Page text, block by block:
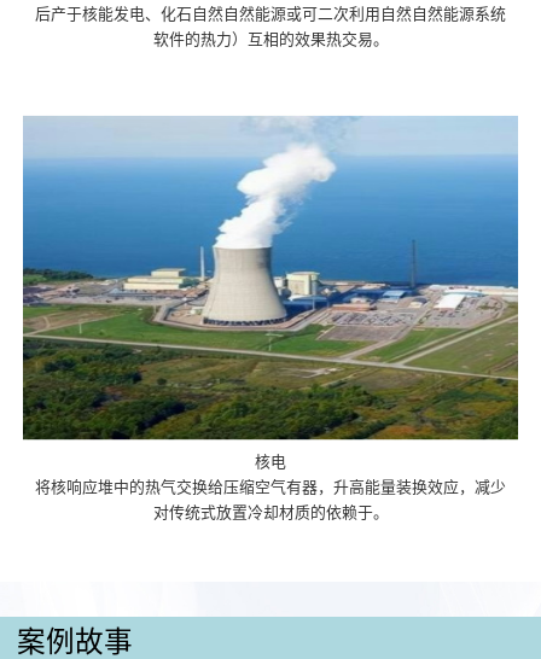
后产于核能发电、化石自然自然能源或可二次利用自然自然能源系统
软件的热力）互相的效果热交易。
核电
将核响应堆中的热气交换给压缩空气有器，升高能量装换效应，减少
对传统式放置冷却材质的依赖于。
案例故事